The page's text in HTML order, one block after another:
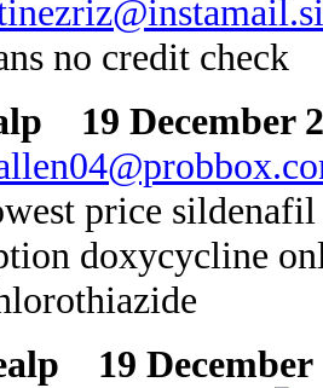
no credit check
19 December
price
doxycycline
19 December